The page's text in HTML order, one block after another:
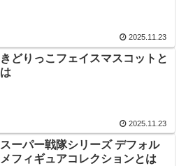
2025.11.23
きどりっこフェイスマスコットと
は
2025.11.23
スーパー戦隊シリーズ デフォル
メフィギュアコレクションとは